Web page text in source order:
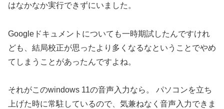
はなかなか実行できずにいました。
Googleドキュメントについても一時期試したんですけれ
ども、結局校正が思ったより多くなるなということでやめ
てしまうことがあったんですよね。
それがこのwindows 11の音声入力なら。 パソコンを立ち
上げた時に常駐しているので、気兼ねなく音声入力できま